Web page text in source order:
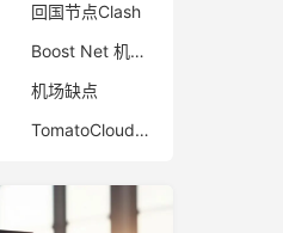
回国节点Clash
Boost Net 机场评测
机场缺点
TomatoCloud 机场